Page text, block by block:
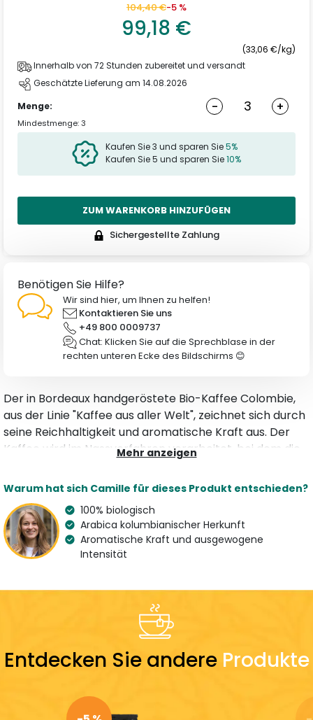
104,40 €-5 %
99,18 €
(33,06 €/kg)
Innerhalb von 72 Stunden zubereitet und versandt
Geschätzte Lieferung am 14.08.2026
Menge:
- +
Mindestmenge: 3
Kaufen Sie 3 und sparen Sie5%
Kaufen Sie 5 und sparen Sie10%
ZUM WARENKORB HINZUFÜGEN
Sichergestellte Zahlung
Benötigen Sie Hilfe?
Wir sind hier, um Ihnen zu helfen!
Kontaktieren Sie uns
+49 800 0009737
Chat: Klicken Sie auf die Sprechblase in der
rechten unteren Ecke des Bildschirms 😊
Der in Bordeaux handgeröstete Bio-Kaffee Colombie,
aus der Linie "Kaffee aus aller Welt", zeichnet sich durch
seine Reichhaltigkeit und aromatische Kraft aus. Der
Kaffee wird im Nassverfahren verarbeitet, bei dem die
werden. Anders als bei der Trockenmethode werden
die Bohnen zunächst vom Fruchtfleisch (Kaffeekirsche)
getrennt. Dies ist die stärkste Arabica-Mischung von
Origines Tea&Coffee, aber auch die ausgewogenste,
ohne Bitterkeit oder Säure.
100 % Arabica
France
Mehr anzeigen
Warum hat sich Camille für dieses Produkt entschieden?
100% biologisch
Arabica kolumbianischer Herkunft
Aromatische Kraft und ausgewogene
Intensität
Entdecken Sie andere Produkte